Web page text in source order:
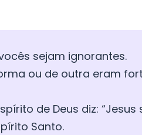
sejam ignorantes.
ou de outra eram
de Deus diz:
Santo.